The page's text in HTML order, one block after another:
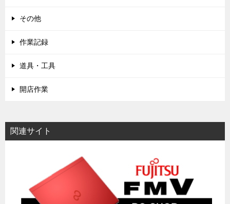
その他
作業記録
道具・工具
開店作業
関連サイト